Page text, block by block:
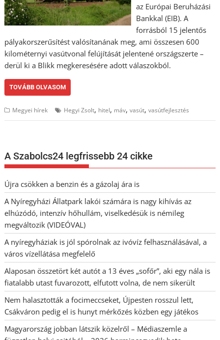
az Európai Beruházási
Bankkal (EIB). A
forrásból 15 jelentős
pályakorszerűsítést valósítanának meg, ami összesen 600
kilométernyi vasútvonal felújítását jelentené országszerte –
derül ki a Blikk megkeresésére adott válaszokból.
TOVÁBB OLVASOM
Megyei hírek Hegyi Zsolt, hitel, máv,vasút,vasútfejlesztés
A Szabolcs24 legfrissebb 24 cikke
Újra csökken a benzin és a gázolaj ára is
A Nyíregyházi Állatpark lakói számára is nagy kihívás az
elhúzódó, intenzív hőhullám, viselkedésük is némileg
megváltozik (VIDEÓVAL)
A nyíregyháziak is jól spórolnak az ivóvíz felhasználásával, a
város vízellátása megfelelő
Alaposan összetört két autót a 13 éves „sofőr”, aki egy nála is
fiatalabb utast fuvarozott, elfutott volna, de nem sikerült
Nem halasztották a focimeccseket, Újpesten rosszul lett,
Csákváron pedig el is hunyt mérkőzés közben egy játékos
Magyarország jobban látszik közelről – Médiaszemle a